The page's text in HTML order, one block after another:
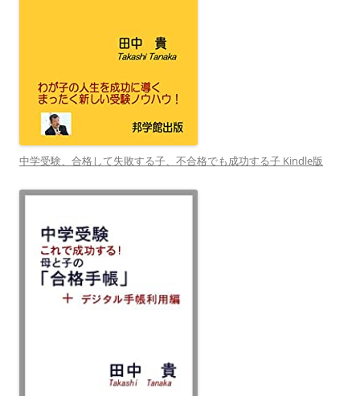
中学受験、合格して失敗する子、不合格でも成功する子 Kindle版